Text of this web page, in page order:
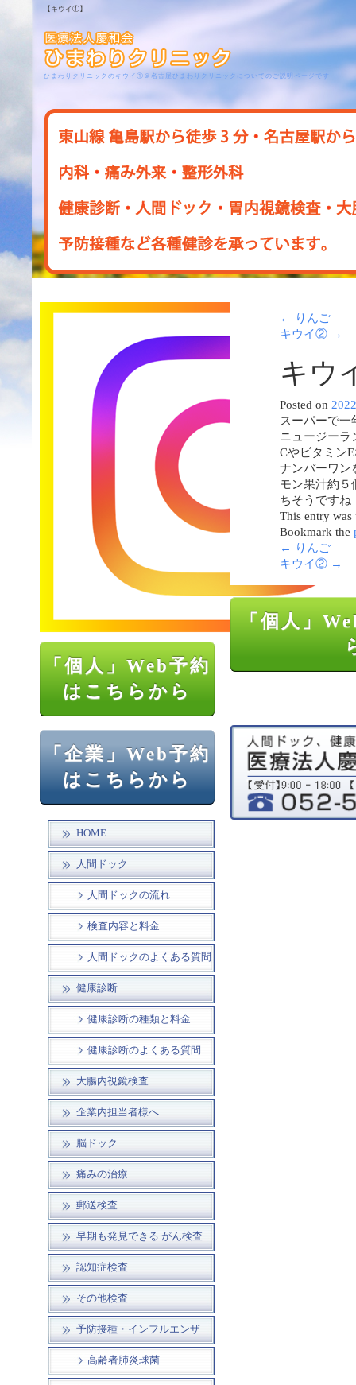
【キウイ①】
ひまわりクリニックのキウイ①＠名古屋ひまわりクリニックについてのご説明ページです
「個人」Web予約
はこちらから
「企業」Web予約
はこちらから
HOME
人間ドック
人間ドックの流れ
検査内容と料金
人間ドックのよくある質問
健康診断
健康診断の種類と料金
健康診断のよくある質問
大腸内視鏡検査
企業内担当者様へ
脳ドック
痛みの治療
郵送検査
早期も発見できる がん検査
認知症検査
その他検査
予防接種・インフルエンザ
高齢者肺炎球菌
←
りんご
キウイ② →
キウ
Posted on
スーパーで
ニュージーラ
Cやビタミン
ナンバーワン
モン果汁約５
ちそうですね
This entry
Bookmark the
←
りんご
キウイ② →
「個人」